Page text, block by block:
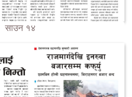
साउन १४